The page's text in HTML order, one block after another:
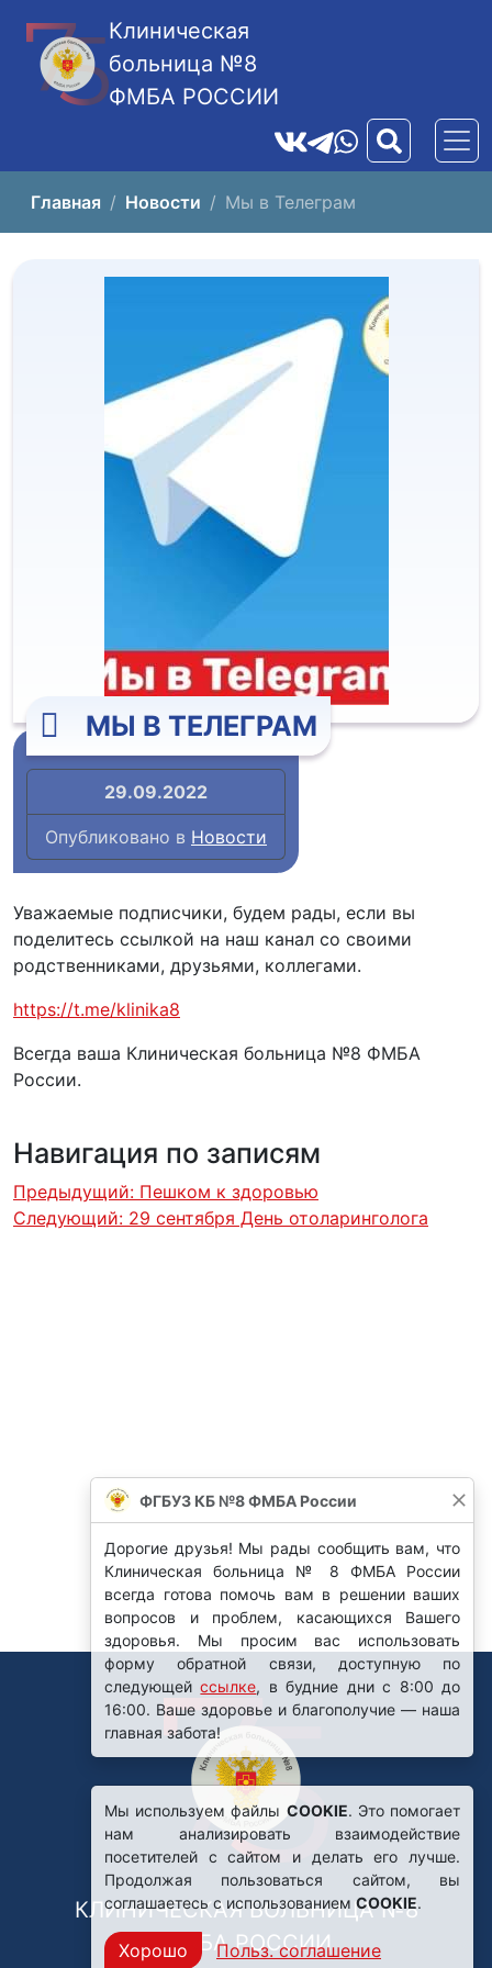
Клиническая
больница №8
ФМБА РОССИИ
Главная Новости Мы в Телеграм
МЫ В ТЕЛЕГРАМ
29.09.2022
Опубликовано в Новости
Уважаемые подписчики, будем рады, если вы
поделитесь ссылкой на наш канал со своими
родственниками, друзьями, коллегами.
https://t.me/klinika8
Всегда ваша Клиническая больница №8 ФМБА
России.
Навигация по записям
Предыдущий: Пешком к здоровью
Следующий: 29 сентября День отоларинголога
КЛИНИЧЕСКАЯ БОЛЬНИЦА №8
ФМБА РОССИИ
ФГБУЗ КБ №8 ФМБА России
Дорогие друзья! Мы рады сообщить вам, что
Клиническая больница № 8 ФМБА России
всегда готова помочь вам в решении ваших
вопросов и проблем, касающихся Вашего
здоровья. Мы просим вас использовать
форму обратной связи, доступную по
следующейссылке, в будние дни с 8:00 до
16:00. Ваше здоровье и благополучие — наша
главная забота!
Мы используем файлы COOKIE. Это помогает
нам анализировать взаимодействие
посетителей с сайтом и делать его лучше.
Продолжая пользоваться сайтом, вы
соглашаетесь с использованиемCOOKIE.
Хорошо Польз. соглашение